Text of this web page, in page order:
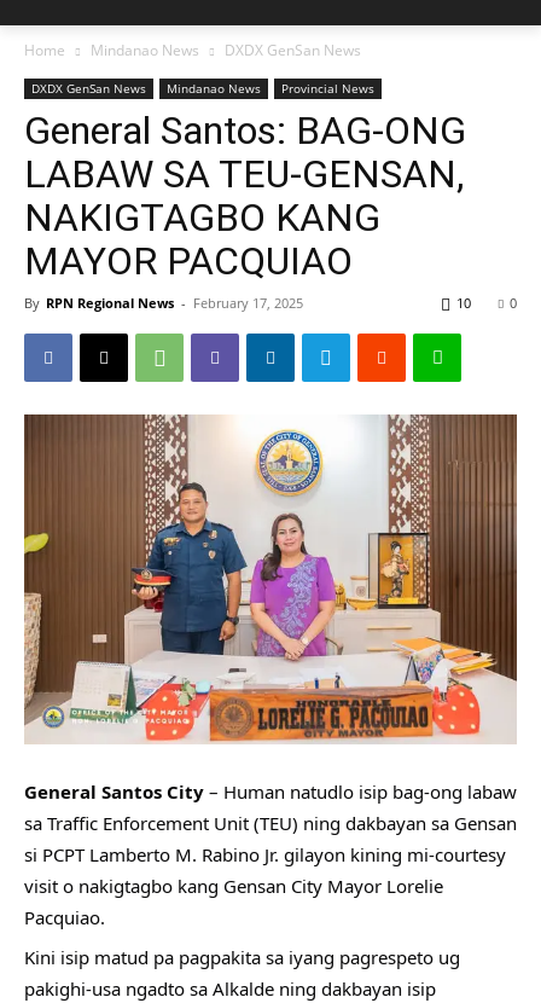
Home Mindanao News DXDX GenSan News
DXDX GenSan News Mindanao News Provincial News
General Santos: BAG-ONG
LABAW SA TEU-GENSAN,
NAKIGTAGBO KANG
MAYOR PACQUIAO
By RPN Regional News - February 17, 2025 0
10
General Santos City – Human natudlo isip bag-ong labaw
sa Traffic Enforcement Unit (TEU) ning dakbayan sa Gensan
si PCPT Lamberto M. Rabino Jr. gilayon kining mi-courtesy
visit o nakigtagbo kang Gensan City Mayor Lorelie
Pacquiao.
Kini isip matud pa pagpakita sa iyang pagrespeto ug
pakighi-usa ngadto sa Alkalde ning dakbayan isip